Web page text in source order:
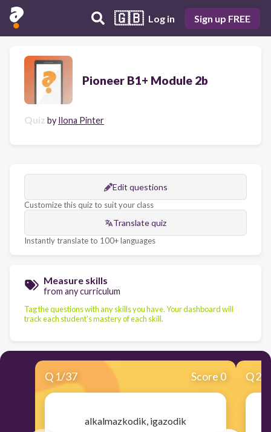
🇬🇧 Log in Sign up FREE
Pioneer B1+ Module 2b
Quiz by Ilona Pinter
Edit questions
Customize this quiz to suit your class
Translate quiz
Instantly translate to 100+ languages
Measure skills
from any curriculum
Tag the questions with any skills you have. Your dashboard will
track each student's mastery of each skill.
Q 1/37 Score 0
alkalmazkodik, igazodik
Q2